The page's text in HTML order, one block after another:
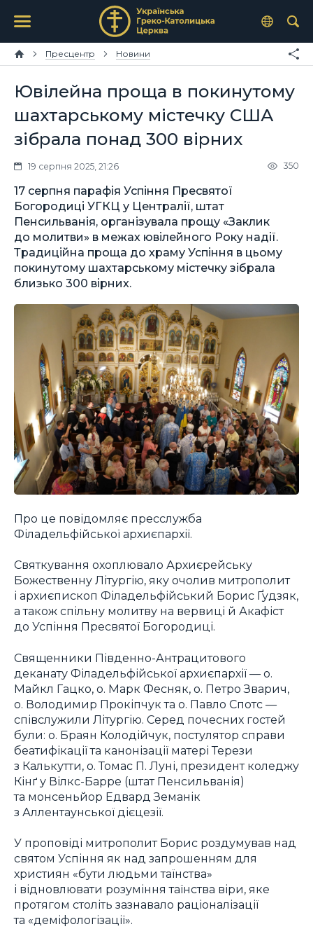
Пресцентр Новини
Ювілейна проща в покинутому
шахтарському містечку США
зібрала понад 300 вірних
19 серпня 2025, 21:26 350
17 серпня парафія Успіння Пресвятої
Богородиці УГКЦ у Централії, штат
Пенсильванія, організувала прощу «Заклик
до молитви» в межах ювілейного Року надії.
Традиційна проща до храму Успіння в цьому
покинутому шахтарському містечку зібрала
близько 300 вірних.
Про це повідомляє пресслужба
Філадельфійської архиєпархії.
Святкування охоплювало Архиєрейську
Божественну Літургію, яку очолив митрополит
і архиєпископ Філадельфійський Борис Ґудзяк,
а також спільну молитву на вервиці й Акафіст
до Успіння Пресвятої Богородиці.
Священники Південно-Антрацитового
деканату Філадельфійської архиєпархії — о.
Майкл Гацко, о. Марк Фесняк, о. Петро Зварич,
о. Володимир Прокіпчук та о. Павло Спотс —
співслужили Літургію. Серед почесних гостей
були: о. Браян Колодійчук, постулятор справи
беатифікації та канонізації матері Терези
з Калькутти, о. Томас П. Луні, президент коледжу
Кінґ у Вілкс-Барре (штат Пенсильванія)
та монсеньйор Едвард Земанік
з Аллентаунської дієцезії.
У проповіді митрополит Борис роздумував над
святом Успіння як над запрошенням для
християн «бути людьми таїнства»
і відновлювати розуміння таїнства віри, яке
протягом століть зазнавало раціоналізації
та «деміфологізації».